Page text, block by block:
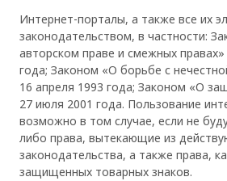
Интернет-порталы, а также все их
законодательством, в частности:
авторском праве и смежных
года; Законом «О борьбе с
16 апреля 1993 года; Законом «О
27 июля 2001 года. Пользование
возможно в том случае, если не
либо права, вытекающие из
законодательства, а также права,
защищенных товарных знаков.